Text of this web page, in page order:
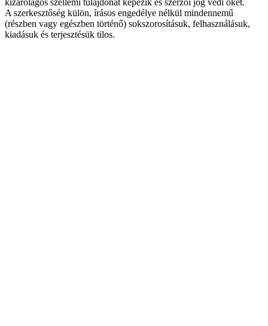
A szerkesztőség külön, írásos engedélye nélkül mindennemű
(részben vagy egészben történő) sokszorosításuk, felhasználásuk,
kiadásuk és terjesztésük tilos.